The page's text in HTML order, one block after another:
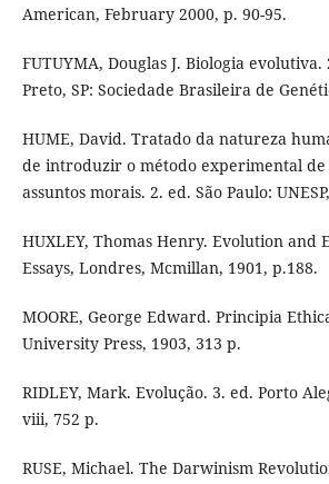
American, February 2000, p. 90-95.
FUTUYMA, Douglas J. Biologia
Preto, SP: Sociedade Brasileira de
HUME, David. Tratado da natureza
de introduzir o método experimental de
assuntos morais. 2. ed. São Paulo:
HUXLEY, Thomas Henry. Evolution and
Essays, Londres, Mcmillan, 1901, p.188.
MOORE, George Edward. Principia
University Press, 1903, 313 p.
RIDLEY, Mark. Evolução. 3. ed. Porto
viii, 752 p.
RUSE, Michael. The Darwinism